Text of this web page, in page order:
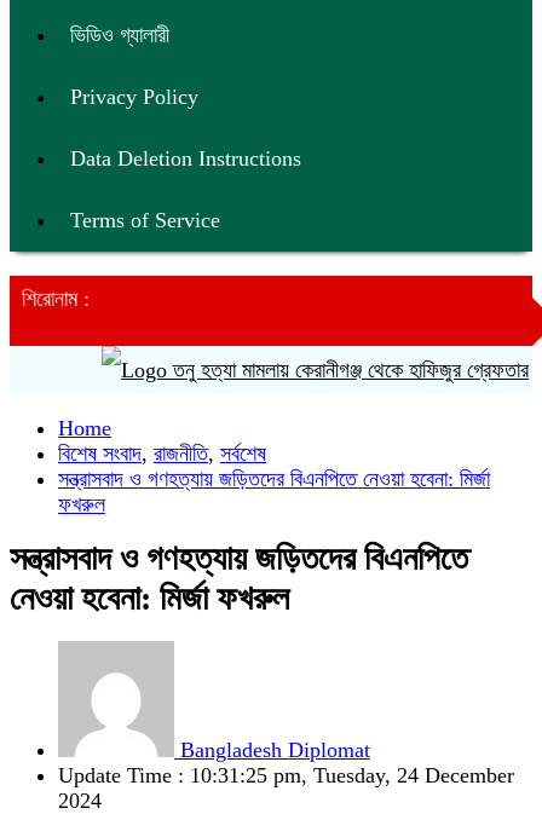
ভিডিও গ্যালারী
Privacy Policy
Data Deletion Instructions
Terms of Service
শিরোনাম :
তনু হত্যা মামলায় কেরানীগঞ্জ থেকে হাফিজুর গ্রেফতার
Home
বিশেষ সংবাদ, রাজনীতি, সর্বশেষ
সন্ত্রাসবাদ ও গণহত্যায় জড়িতদের বিএনপিতে নেওয়া হবেনা: মির্জা
ফখরুল
সন্ত্রাসবাদ ও গণহত্যায় জড়িতদের বিএনপিতে
নেওয়া হবেনা: মির্জা ফখরুল
Bangladesh Diplomat
Update Time : 10:31:25 pm, Tuesday, 24 December
2024